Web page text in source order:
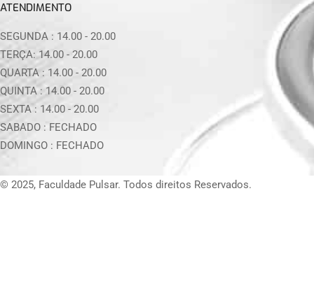
ATENDIMENTO
SEGUNDA : 14.00 - 20.00
TERÇA: 14.00 - 20.00
QUARTA : 14.00 - 20.00
QUINTA : 14.00 - 20.00
SEXTA : 14.00 - 20.00
SABADO : FECHADO
DOMINGO : FECHADO
© 2025, Faculdade Pulsar. Todos direitos Reservados.